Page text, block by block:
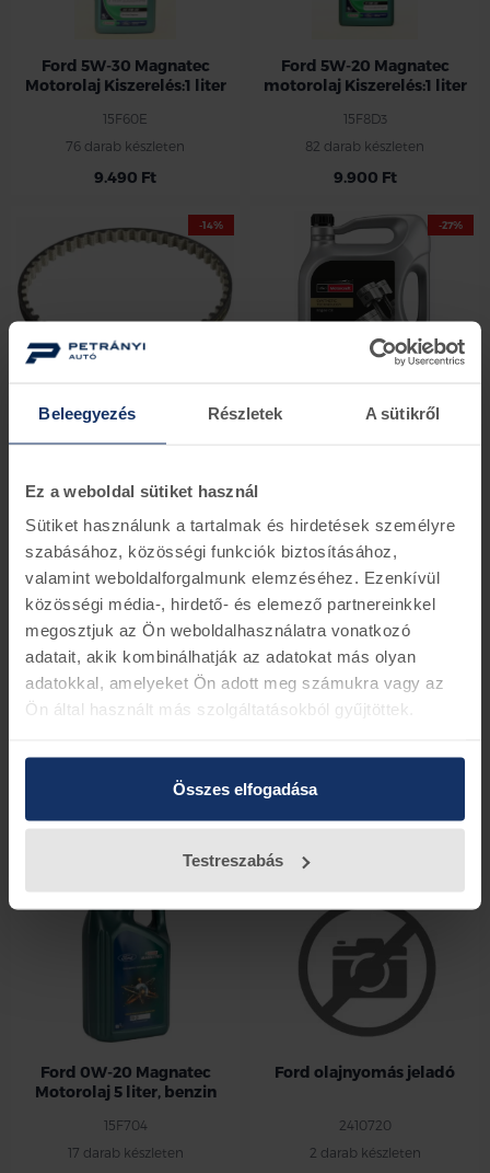
Beleegyezés Részletek A sütikről
Ez a weboldal sütiket használ
Sütiket használunk a tartalmak és hirdetések személyre
szabásához, közösségi funkciók biztosításához,
valamint weboldalforgalmunk elemzéséhez. Ezenkívül
közösségi média-, hirdető- és elemező partnereinkkel
megosztjuk az Ön weboldalhasználatra vonatkozó
adatait, akik kombinálhatják az adatokat más olyan
adatokkal, amelyeket Ön adott meg számukra vagy az
Ön által használt más szolgáltatásokból gyűjtöttek.
Összes elfogadása
Testreszabás
Ford 5W-30 Magnatec
Motorolaj Kiszerelés:1 liter
15F60E
76 darab készleten
9.490 Ft
Ford 5W-20 Magnatec
motorolaj Kiszerelés:1 liter
15F8D3
82 darab készleten
9.900 Ft
-14% -27%
motorolaj - 5 liter
-43%
Motorolaj Kiszerelés:5 liter
Motorolaj 5 liter, Diesel
Ford 0W20 Motorolaj Magnatec,
5 literes kiszerelés
Ford 0W-20 Magnatec
Motorolaj 5 liter, benzin
15F704
17 darab készleten
Ford olajnyomás jeladó
2410720
2 darab készleten